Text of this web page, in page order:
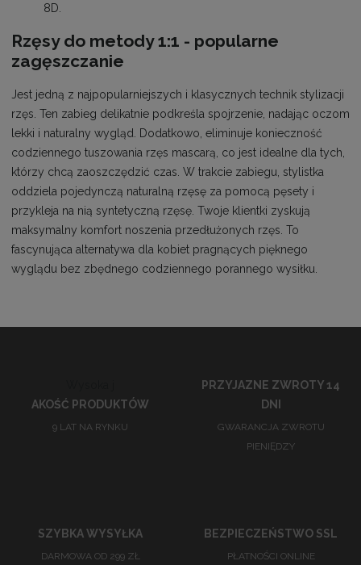
8D.
Rzęsy do metody 1:1 - popularne
zagęszczanie
Jest jedną z najpopularniejszych i klasycznych technik stylizacji
rzęs. Ten zabieg delikatnie podkreśla spojrzenie, nadając oczom
lekki i naturalny wygląd. Dodatkowo, eliminuje konieczność
codziennego tuszowania rzęs mascarą, co jest idealne dla tych,
którzy chcą zaoszczędzić czas. W trakcie zabiegu, stylistka
oddziela pojedynczą naturalną rzęsę za pomocą pęsety i
przykleja na nią syntetyczną rzęsę. Twoje klientki zyskują
maksymalny komfort noszenia przedłużonych rzęs. To
fascynująca alternatywa dla kobiet pragnących pięknego
wyglądu bez zbędnego codziennego porannego wysiłku.
AKOŚĆ PRODUKTÓW
9 LAT NA RYNKU
PRZYJAZNE ZWROTY 14
DNI
GWARANCJA ZWROTU
PIENIĘDZY
SZYBKA WYSYŁKA
DARMOWA OD 299 ZŁ
BEZPIECZEŃSTWO SSL
PŁATNOŚCI ONLINE